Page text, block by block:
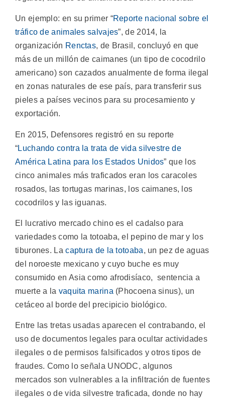
Un ejemplo: en su primer “Reporte nacional sobre el
tráfico de animales salvajes”, de 2014, la
organización Renctas, de Brasil, concluyó en que
más de un millón de caimanes (un tipo de cocodrilo
americano) son cazados anualmente de forma ilegal
en zonas naturales de ese país, para transferir sus
pieles a países vecinos para su procesamiento y
exportación.
En 2015, Defensores registró en su reporte
“Luchando contra la trata de vida silvestre de
América Latina para los Estados Unidos” que los
cinco animales más traficados eran los caracoles
rosados, las tortugas marinas, los caimanes, los
cocodrilos y las iguanas.
El lucrativo mercado chino es el cadalso para
variedades como la totoaba, el pepino de mar y los
tiburones. Lacaptura de la totoaba, un pez de aguas
del noroeste mexicano y cuyo buche es muy
consumido en Asia como afrodisíaco, sentencia a
muerte a la vaquita marina (Phocoena sinus), un
cetáceo al borde del precipicio biológico.
Entre las tretas usadas aparecen el contrabando, el
uso de documentos legales para ocultar actividades
ilegales o de permisos falsificados y otros tipos de
fraudes. Como lo señala UNODC, algunos
mercados son vulnerables a la infiltración de fuentes
ilegales o de vida silvestre traficada, donde no hay